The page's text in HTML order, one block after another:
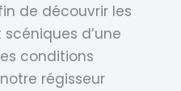
de découvrir les
d’une
conditions
régisseur